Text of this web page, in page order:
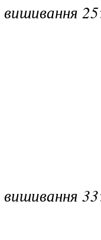
вишивання
вишивання